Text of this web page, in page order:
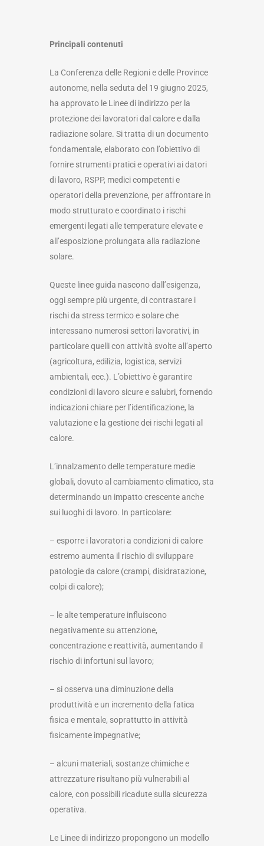
Principali contenuti
La Conferenza delle Regioni e delle Province
autonome, nella seduta del 19 giugno 2025,
ha approvato le Linee di indirizzo per la
protezione dei lavoratori dal calore e dalla
radiazione solare. Si tratta di un documento
fondamentale, elaborato con l’obiettivo di
fornire strumenti pratici e operativi ai datori
di lavoro, RSPP, medici competenti e
operatori della prevenzione, per affrontare in
modo strutturato e coordinato i rischi
emergenti legati alle temperature elevate e
all’esposizione prolungata alla radiazione
solare.
Queste linee guida nascono dall’esigenza,
oggi sempre più urgente, di contrastare i
rischi da stress termico e solare che
interessano numerosi settori lavorativi, in
particolare quelli con attività svolte all’aperto
(agricoltura, edilizia, logistica, servizi
ambientali, ecc.). L’obiettivo è garantire
condizioni di lavoro sicure e salubri, fornendo
indicazioni chiare per l’identificazione, la
valutazione e la gestione dei rischi legati al
calore.
L’innalzamento delle temperature medie
globali, dovuto al cambiamento climatico, sta
determinando un impatto crescente anche
sui luoghi di lavoro. In particolare:
– esporre i lavoratori a condizioni di calore
estremo aumenta il rischio di sviluppare
patologie da calore (crampi, disidratazione,
colpi di calore);
– le alte temperature influiscono
negativamente su attenzione,
concentrazione e reattività, aumentando il
rischio di infortuni sul lavoro;
– si osserva una diminuzione della
produttività e un incremento della fatica
fisica e mentale, soprattutto in attività
fisicamente impegnative;
– alcuni materiali, sostanze chimiche e
attrezzature risultano più vulnerabili al
calore, con possibili ricadute sulla sicurezza
operativa.
Le Linee di indirizzo propongono un modello